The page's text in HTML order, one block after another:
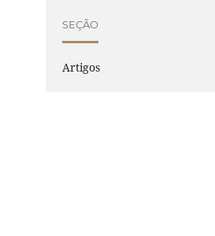
SEÇÃO
Artigos